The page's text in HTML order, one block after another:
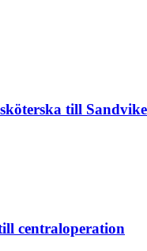
till
centraloperation